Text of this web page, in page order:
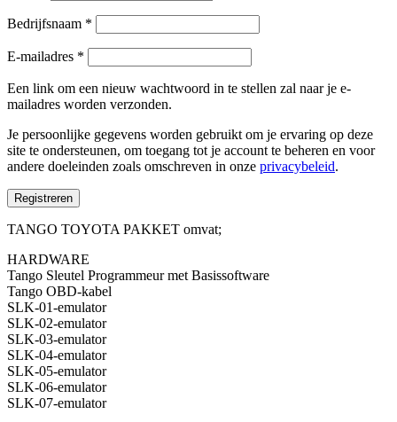
Bedrijfsnaam *
E-mailadres *
Een link om een nieuw wachtwoord in te stellen zal naar je e-
mailadres worden verzonden.
Je persoonlijke gegevens worden gebruikt om je ervaring op deze
site te ondersteunen, om toegang tot je account te beheren en voor
andere doeleinden zoals omschreven in onze privacybeleid.
Registreren
TANGO TOYOTA PAKKET omvat;
HARDWARE
Tango Sleutel Programmeur met Basissoftware
Tango OBD-kabel
SLK-01-emulator
SLK-02-emulator
SLK-03-emulator
SLK-04-emulator
SLK-05-emulator
SLK-06-emulator
SLK-07-emulator